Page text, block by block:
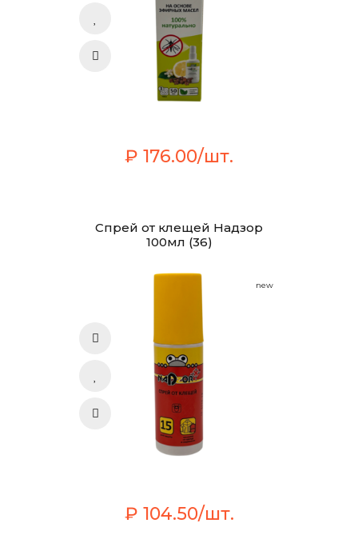
₽ 176.00/шт.
Спрей от клещей Надзор
100мл (36)
new
₽ 104.50/шт.